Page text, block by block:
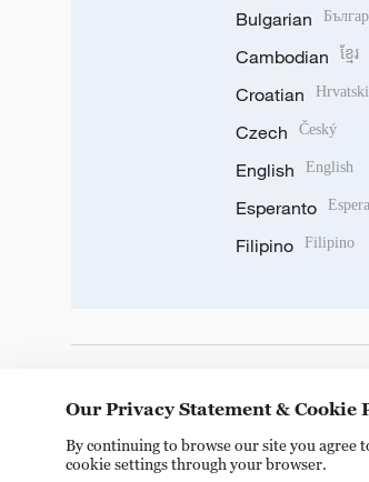
Bulgarian
Cambodian ខ្មែរ
Croatian Hrvatski
Czech Český
English English
Esperanto
Filipino Filipino
Our Privacy Statement & Cookie
By continuing to browse our site you agree
cookie settings through your browser.